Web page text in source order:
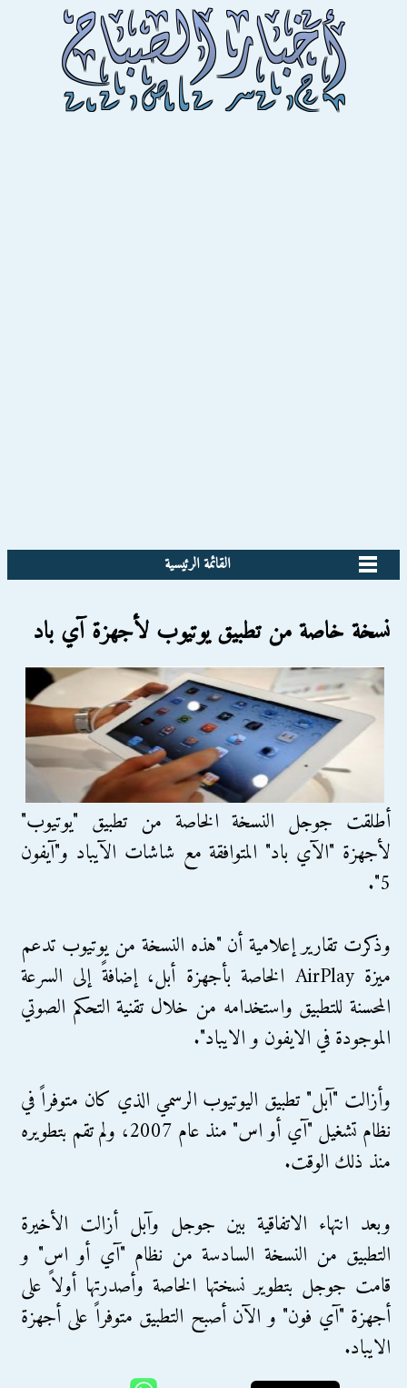
القائمة الرئيسية
نسخة خاصة من تطبيق يوتيوب لأجهزة آي باد
أطلقت جوجل النسخة الخاصة من تطبيق "يوتيوب"
لأجهزة "الآي باد" المتوافقة مع شاشات الآيباد و"آيفون
5".
وذكرت تقارير إعلامية أن "هذه النسخة من يوتيوب تدعم
ميزة AirPlay الخاصة بأجهزة أبل، إضافةً إلى السرعة
المحسنة للتطبيق واستخدامه من خلال تقنية التحكم الصوتي
الموجودة في الايفون و الايباد".
وأزالت "آبل" تطبيق اليوتيوب الرسمي الذي كان متوفراً في
نظام تشغيل "آي أو اس" منذ عام 2007، ولم تقم بتطويره
منذ ذلك الوقت.
وبعد انتهاء الاتفاقية بين جوجل وآبل أزالت الأخيرة
التطبيق من النسخة السادسة من نظام "آي أو اس" و
قامت جوجل بتطوير نسختها الخاصة وأصدرتها أولاً على
أجهزة "آي فون" و الآن أصبح التطبيق متوفراً على أجهزة
الايباد.